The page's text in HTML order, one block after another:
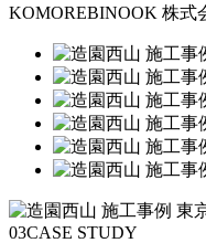
KOMOREBINOOK 株式
03CASE STUDY